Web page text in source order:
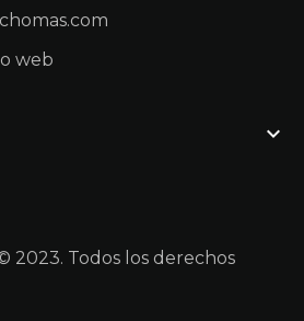
web

2023. Todos los derechos